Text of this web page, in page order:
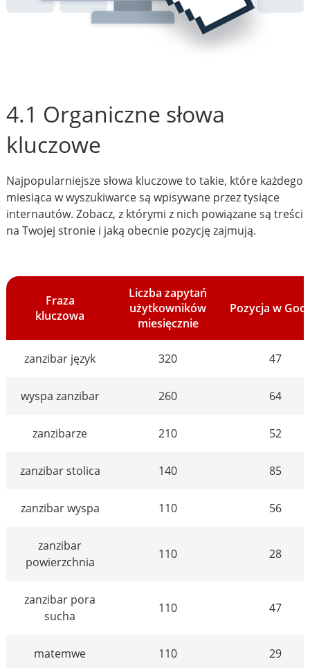
4.1 Organiczne słowa
kluczowe
Najpopularniejsze słowa kluczowe to takie, które każdego
miesiąca w wyszukiwarce są wpisywane przez tysiące
internautów. Zobacz, z którymi z nich powiązane są treści
na Twojej stronie i jaką obecnie pozycję zajmują.
Fraza
kluczowa
Liczba zapytań
użytkowników
miesięcznie
Pozycja w
zanzibar język 320 47
wyspa zanzibar 260 64
zanzibarze 210 52
zanzibar stolica 140 85
zanzibar wyspa 110 56
zanzibar
powierzchnia
110 28
zanzibar pora
sucha
110 47
matemwe 110 29